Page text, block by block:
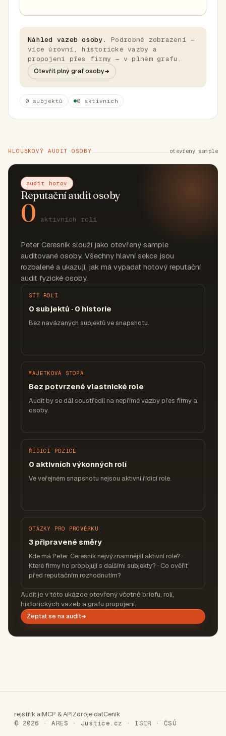
Náhled vazeb osoby.
Podrobné zobrazení —
více úrovní, historické vazby a
propojení přes firmy — v plném grafu.
Otevřít plný graf osoby
0 subjektů 0 aktivních
HLOUBKOVÝ AUDIT OSOBY otevřený sample
audit hotov
Reputační audit osoby
0 aktivních rolí
Peter Ceresnik slouží jako otevřený sample
auditované osoby. Všechny hlavní sekce jsou
rozbalené a ukazují, jak má vypadat hotový reputační
audit fyzické osoby.
SÍŤ ROLÍ
0 subjektů · 0 historie
Bez navázaných subjektů ve snapshotu.
MAJETKOVÁ STOPA
Bez potvrzené vlastnické role
Audit by se dál soustředil na nepřímé vazby přes firmy a
osoby.
ŘÍDICÍ POZICE
0 aktivních výkonných rolí
Ve veřejném snapshotu nejsou aktivní řídicí role.
OTÁZKY PRO PROVĚRKU
3 připravené směry
Kde má Peter Ceresnik nejvýznamnější aktivní role? ·
Které firmy ho propojují s dalšími subjekty? · Co ověřit
před reputačním rozhodnutím?
Audit je v této ukázce otevřený včetně briefu, rolí,
historických vazeb a grafu propojení.
Zeptat se na audit
rejstřík.aiMCP & APIZdroje datCeník
© 2026 · ARES · Justice.cz · ISIR · ČSÚ